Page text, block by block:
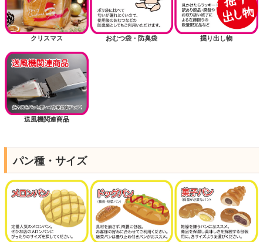
クリスマス おむつ袋・防臭袋 掘り出し物
送風機関連商品
パン種・サイズ